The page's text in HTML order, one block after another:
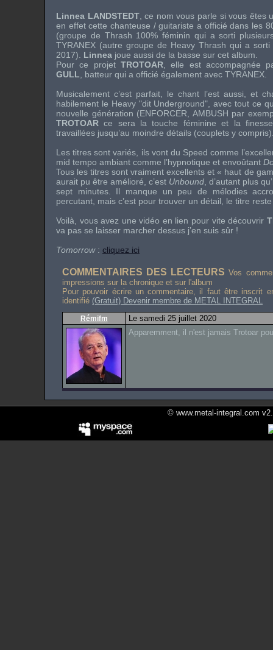
Linnea LANDSTEDT, ce nom vous parle si vous êtes
en effet cette chanteuse / guitariste a officié dans les
(groupe de Thrash 100% féminin qui a sorti
TYRANEX (autre groupe de Heavy Thrash qui a
2017). Linnea joue aussi de la basse sur cet album.
Pour ce projet TROTOAR , elle est accompagnée
GULL , batteur qui a officié également avec TYRANEX
Musicalement c’est parfait, le chant l’est aussi, et
habilement le Heavy "dit Underground", avec tout ce
nouvelle génération (ENFORCER AMBUSH par
TROTOAR ce sera la touche féminine et la
travaillées jusqu’au moindre détails (couplets y
Les titres sont variés, ils vont du Speed comme
mid tempo ambiant comme l’hypnotique et envoûtant
Tous les titres sont vraiment excellents et « haut de
aurait pu être amélioré, c’est Unbound , d’autant plus
sept minutes. Il manque un peu de mélodies
percutant, mais c’est pour trouver un détail, le titre
Voilà, vous avez une vidéo en lien pour vite découvrir
va pas se laisser marcher dessus j’en suis sûr !
Tomorrow: cliquez ici
COMMENTAIRES DES LECTEURS Vos
impressions sur la chronique et sur l'album
Pour pouvoir écrire un commentaire, il faut être inscrit
identifié (Gratuit) Devenir membre de METAL INTEGRAL
Rémifm
Le samedi 25 juillet 2020
Apparemment, il n'est jamais Trotoar
© www.metal-integral.com